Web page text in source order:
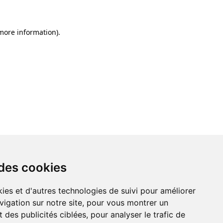
cookies
et d'autres technologies de suivi pour améliorer
sur notre site, pour vous montrer un
des publicités ciblées, pour analyser le trafic de
information).